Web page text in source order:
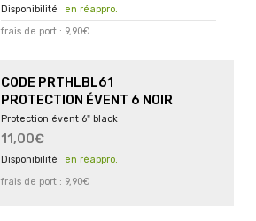
en réappro.
frais de port : 9,90€
CODE PRTHLBL61
PROTECTION ÉVENT 6 NOIR
Protection évent 6" black
11,00€
en réappro.
frais de port : 9,90€